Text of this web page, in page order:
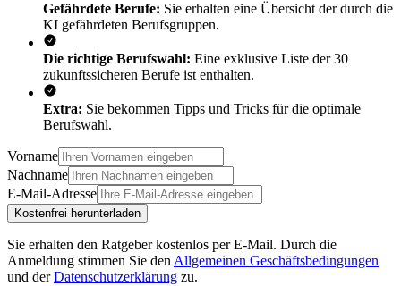
Gefährdete Berufe: Sie erhalten eine Übersicht der durch die
KI gefährdeten Berufsgruppen.
Die richtige Berufswahl: Eine exklusive Liste der 30
zukunftssicheren Berufe ist enthalten.
Extra: Sie bekommen Tipps und Tricks für die optimale
Berufswahl.
Vorname
Nachname
E-Mail-Adresse
Kostenfrei herunterladen
Sie erhalten den Ratgeber kostenlos per E-Mail. Durch die
Anmeldung stimmen Sie den Allgemeinen Geschäftsbedingungen
und derDatenschutzerklärung zu.